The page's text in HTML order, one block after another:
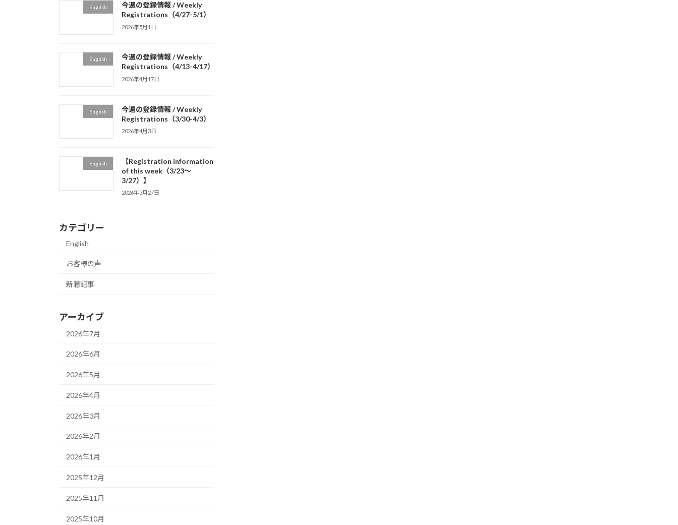
English
今週の登録情報 / Weekly
Registrations（4/27-5/1）
2026年5月1日
English
今週の登録情報 / Weekly
Registrations（4/13-4/17）
2026年4月17日
English
今週の登録情報 / Weekly
Registrations（3/30-4/3）
2026年4月3日
English
【Registration information
of this week（3/23～
3/27）】
2026年3月27日
カテゴリー
English
お客様の声
新着記事
アーカイブ
2026年7月
2026年6月
2026年5月
2026年4月
2026年3月
2026年2月
2026年1月
2025年12月
2025年11月
2025年10月